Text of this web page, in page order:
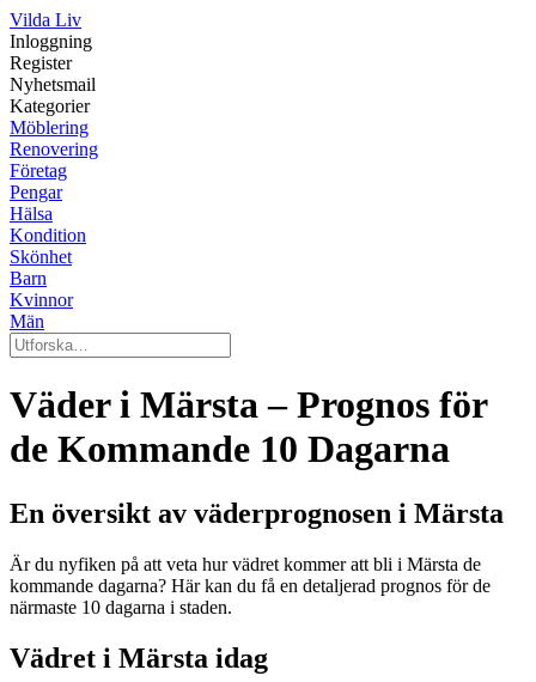
Vilda Liv
Inloggning
Register
Nyhetsmail
Kategorier
Möblering
Renovering
Företag
Pengar
Hälsa
Kondition
Skönhet
Barn
Kvinnor
Män
Väder i Märsta – Prognos för
de Kommande 10 Dagarna
En översikt av väderprognosen i Märsta
Är du nyfiken på att veta hur vädret kommer att bli i Märsta de
kommande dagarna? Här kan du få en detaljerad prognos för de
närmaste 10 dagarna i staden.
Vädret i Märsta idag